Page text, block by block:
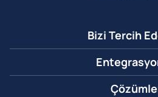
Bizi Tercih